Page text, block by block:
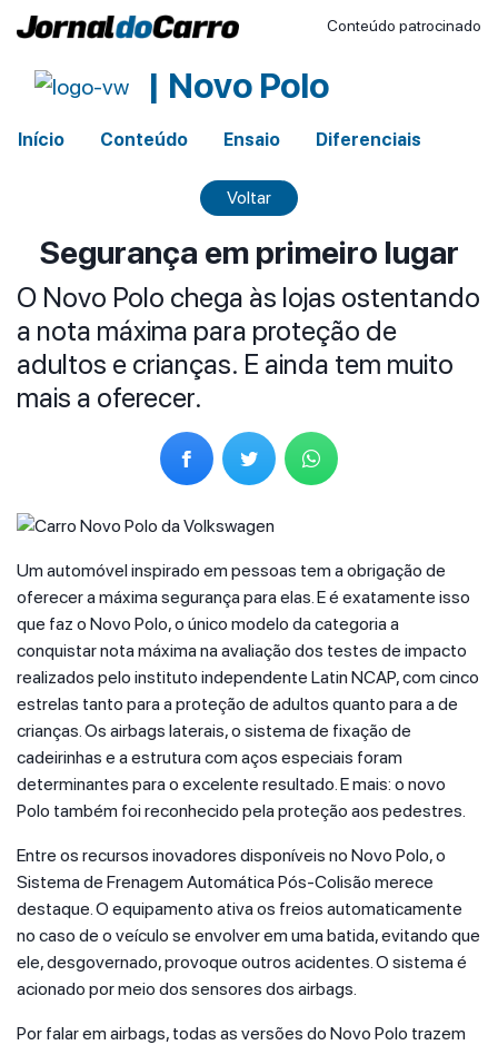
Conteúdo patrocinado
| Novo Polo
Início Conteúdo Ensaio Diferenciais
Voltar
Segurança em primeiro lugar
O Novo Polo chega às lojas ostentando
a nota máxima para proteção de
adultos e crianças. E ainda tem muito
mais a oferecer.
Um automóvel inspirado em pessoas tem a obrigação de
oferecer a máxima segurança para elas. E é exatamente isso
que faz o Novo Polo, o único modelo da categoria a
conquistar nota máxima na avaliação dos testes de impacto
realizados pelo instituto independente Latin NCAP, com cinco
estrelas tanto para a proteção de adultos quanto para a de
crianças. Os airbags laterais, o sistema de fixação de
cadeirinhas e a estrutura com aços especiais foram
determinantes para o excelente resultado. E mais: o novo
Polo também foi reconhecido pela proteção aos pedestres.
Entre os recursos inovadores disponíveis no Novo Polo, o
Sistema de Frenagem Automática Pós-Colisão merece
destaque. O equipamento ativa os freios automaticamente
no caso de o veículo se envolver em uma batida, evitando que
ele, desgovernado, provoque outros acidentes. O sistema é
acionado por meio dos sensores dos airbags.
Por falar em airbags, todas as versões do Novo Polo trazem